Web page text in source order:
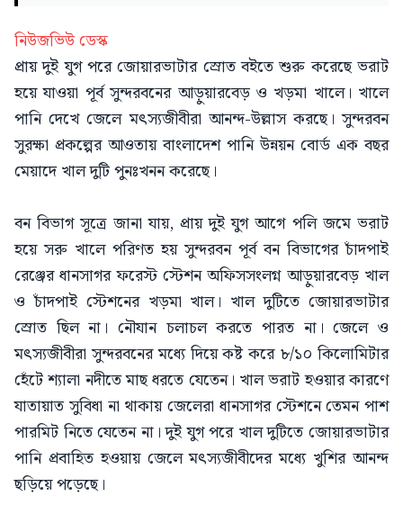
নিউজভিউ ডেস্ক
প্রায় দুই যুগ পরে জোয়ারভাটার স্রোত বইতে শুরু করেছে ভরাট
হয়ে যাওয়া পূর্ব সুন্দরবনের আড়ুয়ারবেড় ও খড়মা খালে। খালে
পানি দেখে জেলে মৎস্যজীবীরা আনন্দ-উল্লাস করছে। সুন্দরবন
সুরক্ষা প্রকল্পের আওতায় বাংলাদেশ পানি উন্নয়ন বোর্ড এক বছর
মেয়াদে খাল দুটি পুনঃখনন করেছে।
বন বিভাগ সূত্রে জানা যায়, প্রায় দুই যুগ আগে পলি জমে ভরাট
হয়ে সরু খালে পরিণত হয় সুন্দরবন পূর্ব বন বিভাগের চাঁদপাই
রেঞ্জের ধানসাগর ফরেস্ট স্টেশন অফিসসংলগ্ন আড়ুয়ারবেড় খাল
ও চাঁদপাই স্টেশনের খড়মা খাল। খাল দুটিতে জোয়ারভাটার
স্রোত ছিল না। নৌযান চলাচল করতে পারত না। জেলে ও
মৎস্যজীবীরা সুন্দরবনের মধ্যে দিয়ে কষ্ট করে ৮/১০ কিলোমিটার
হেঁটে শ্যালা নদীতে মাছ ধরতে যেতেন। খাল ভরাট হওয়ার কারণে
যাতায়াত সুবিধা না থাকায় জেলেরা ধানসাগর স্টেশনে তেমন পাশ
পারমিট নিতে যেতেন না। দুই যুগ পরে খাল দুটিতে জোয়ারভাটার
পানি প্রবাহিত হওয়ায় জেলে মৎস্যজীবীদের মধ্যে খুশির আনন্দ
ছড়িয়ে পড়েছে।